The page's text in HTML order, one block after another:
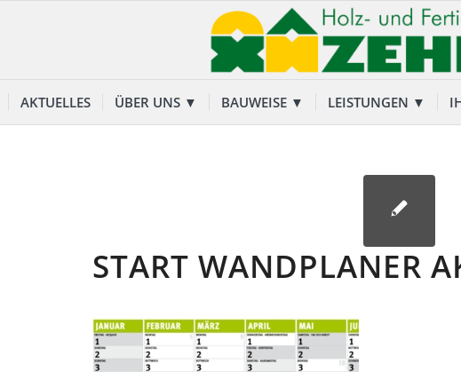
AKTUELLES ÜBER UNS ▼ BAUWEISE ▼ LEISTUNGEN ▼
START WANDPLANER